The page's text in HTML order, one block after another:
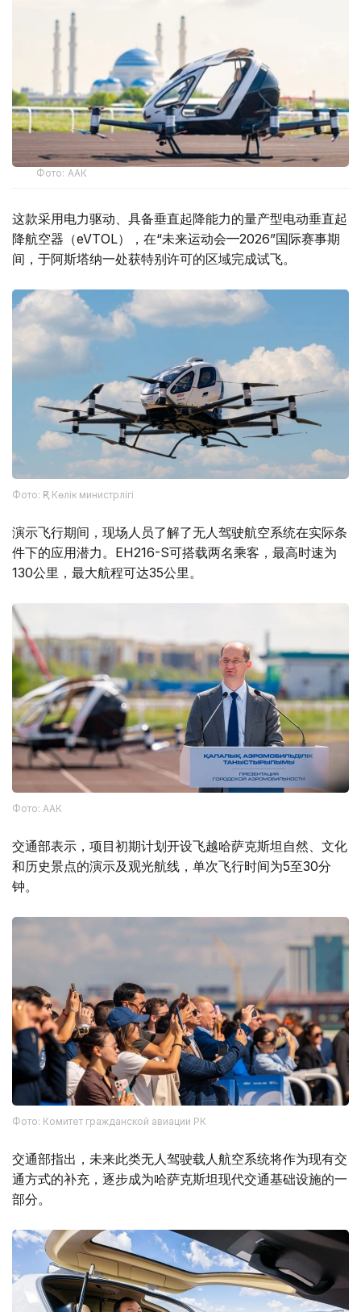
Фото: ААК
这款采用电力驱动、具备垂直起降能力的量产型电动垂直起
降航空器（eVTOL），在“未来运动会—2026”国际赛事期
间，于阿斯塔纳一处获特别许可的区域完成试飞。
Фото: ҚР Көлік министрлігі
演示飞行期间，现场人员了解了无人驾驶航空系统在实际条
件下的应用潜力。EH216-S可搭载两名乘客，最高时速为
130公里，最大航程可达35公里。
Фото: ААК
交通部表示，项目初期计划开设飞越哈萨克斯坦自然、文化
和历史景点的演示及观光航线，单次飞行时间为5至30分
钟。
Фото: Комитет гражданской авиации РК
交通部指出，未来此类无人驾驶载人航空系统将作为现有交
通方式的补充，逐步成为哈萨克斯坦现代交通基础设施的一
部分。